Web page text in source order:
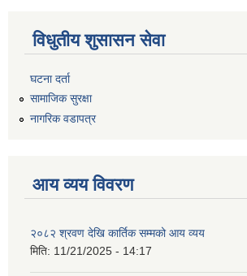
विधुतीय शुसासन सेवा
घटना दर्ता
सामाजिक सुरक्षा
नागरिक वडापत्र
आय व्यय विवरण
२०८२ श्रवण देखि कार्तिक सम्मको आय व्यय
मिति: 11/21/2025 - 14:17